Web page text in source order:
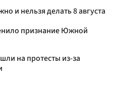
и нельзя делать 8 августа
признание Южной
на протесты из-за